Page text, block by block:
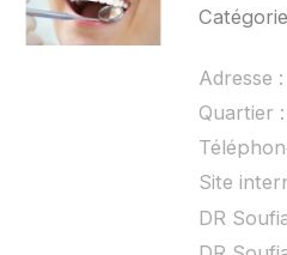
Adresse :
Quartier :
Site